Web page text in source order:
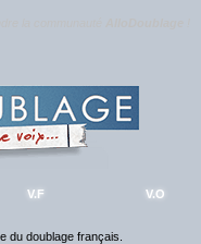
V.F V.O
du doublage français.